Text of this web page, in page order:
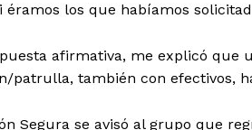
éramos los que habíamos
afirmativa, me explicó que
patrulla, también con efectivos,
Segura se avisó al grupo que